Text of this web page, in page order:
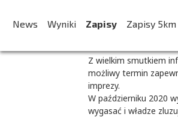
News Wyniki Zapisy Zapisy 5km
Z wielkim smutkiem
możliwy termin
imprezy.
W październiku 2020
wygasać i władze